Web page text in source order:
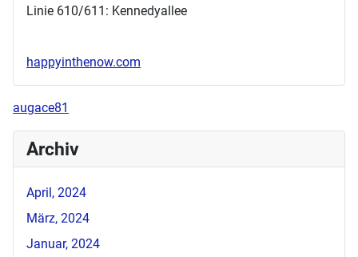
Linie 610/611: Kennedyallee
happyinthenow.com
augace81
Archiv
April, 2024
März, 2024
Januar, 2024